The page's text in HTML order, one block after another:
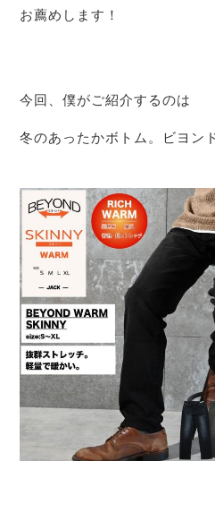
お薦めします！
今回、僕がご紹介するのは
冬のあったかボトム。ビヨン